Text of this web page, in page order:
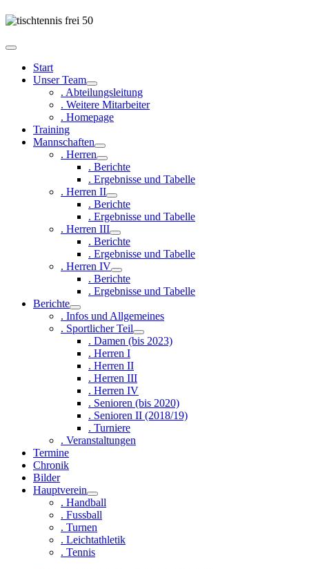
Start
Unser Team
. Abteilungsleitung
. Weitere Mitarbeiter
. Homepage
Training
Mannschaften
. Herren
. Berichte
. Ergebnisse und Tabelle
. Herren II
. Berichte
. Ergebnisse und Tabelle
. Herren III
. Berichte
. Ergebnisse und Tabelle
. Herren IV
. Berichte
. Ergebnisse und Tabelle
Berichte
. Infos und Allgemeines
. Sportlicher Teil
. Damen (bis 2023)
. Herren I
. Herren II
. Herren III
. Herren IV
. Senioren (bis 2020)
. Senioren II (2018/19)
. Turniere
. Veranstaltungen
Termine
Chronik
Bilder
Hauptverein
. Handball
. Fussball
. Turnen
. Leichtathletik
. Tennis